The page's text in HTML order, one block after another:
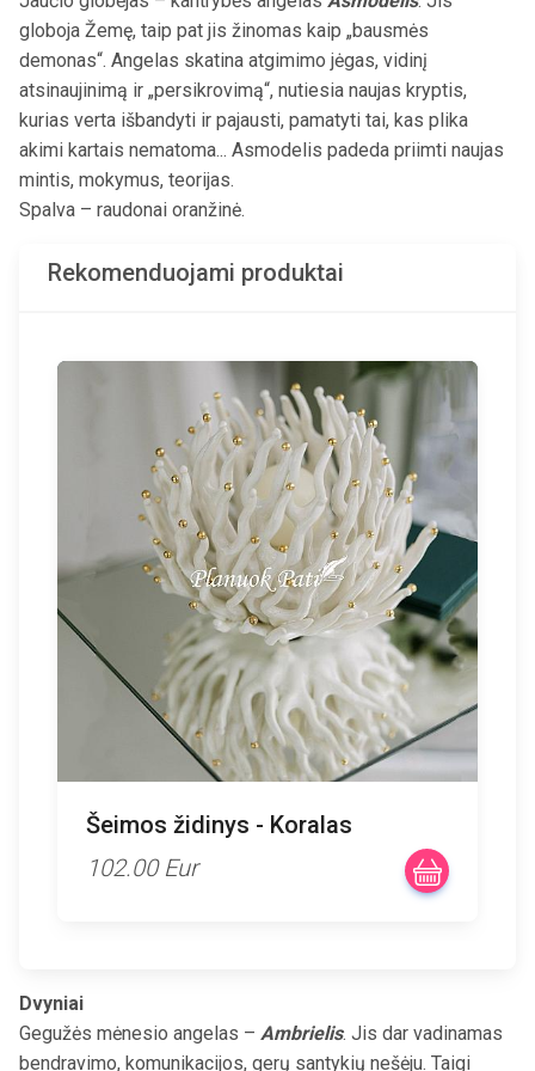
globoja Žemę, taip pat jis žinomas kaip „bausmės
demonas“. Angelas skatina atgimimo jėgas, vidinį
atsinaujinimą ir „persikrovimą“, nutiesia naujas kryptis,
kurias verta išbandyti ir pajausti, pamatyti tai, kas plika
akimi kartais nematoma... Asmodelis padeda priimti naujas
mintis, mokymus, teorijas.
Spalva – raudonai oranžinė.
Rekomenduojami produktai
Šeimos židinys - Koralas
102.00 Eur
Dvyniai
Gegužės mėnesio angelas – Ambrielis. Jis dar vadinamas
bendravimo, komunikacijos, gerų santykių nešėju. Taigi